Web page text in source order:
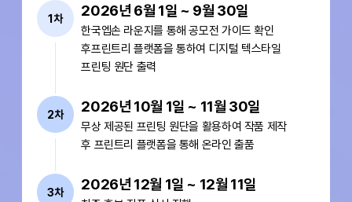
1차 2026년 6월 1일 ~ 9월 30일
한국엡손 라운지를 통해 공모전 가이드 확인
후프린트리 플랫폼을 통하여 디지털 텍스타일
프린팅 원단 출력
2차 2026년 10월 1일 ~ 11월 30일
무상 제공된 프린팅 원단을 활용하여 작품 제작
후 프린트리 플랫폼을 통해 온라인 출품
3차 2026년 12월 1일 ~ 12월 11일